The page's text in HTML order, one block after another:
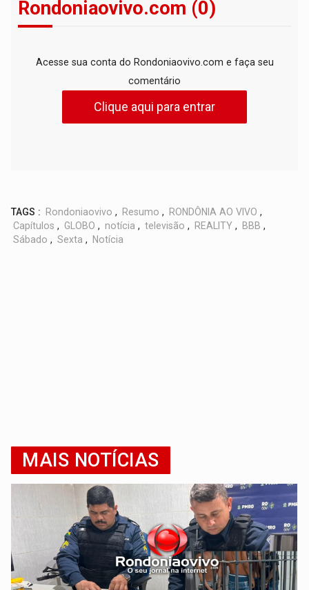
Rondoniaovivo.com (0)
Acesse sua conta do Rondoniaovivo.com e faça seu
comentário
Clique aqui para entrar
TAGS : Rondoniaovivo , Resumo , RONDÔNIA AO VIVO ,
Capítulos , GLOBO , notícia , televisão , REALITY , BBB ,
Sábado , Sexta , Notícia
MAIS NOTÍCIAS